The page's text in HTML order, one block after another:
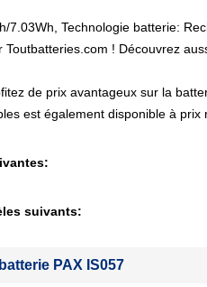
7.03Wh, Technologie batterie:
Toutbatteries.com ! Découvrez
de prix avantageux sur la
est également disponible à
suivants:
PAX IS057